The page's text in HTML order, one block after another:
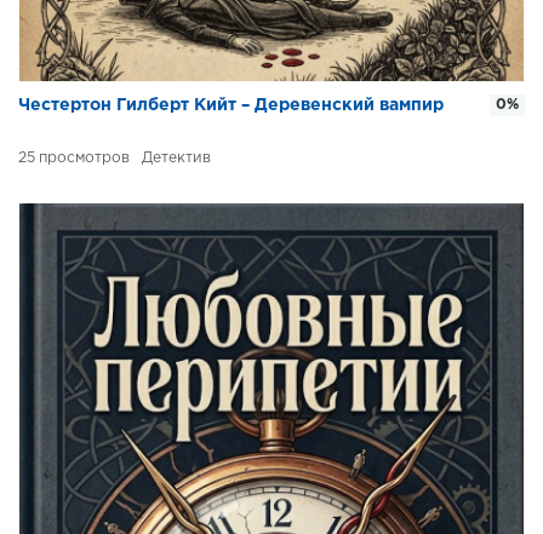
Честертон Гилберт Кийт – Деревенский вампир
25 Детектив
0%